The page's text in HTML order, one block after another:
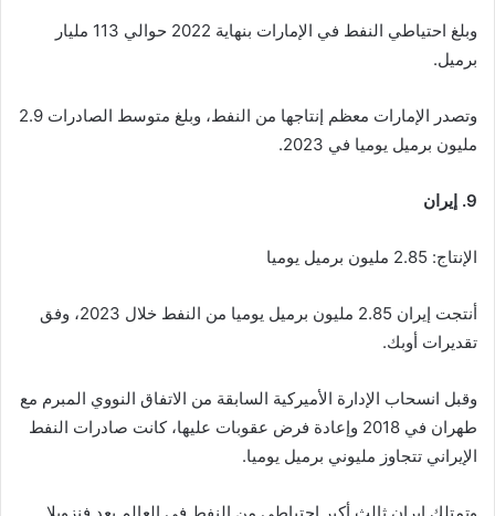
وبلغ احتياطي النفط في الإمارات بنهاية 2022 حوالي 113 مليار
برميل.
وتصدر الإمارات معظم إنتاجها من النفط، وبلغ متوسط الصادرات 2.9
مليون برميل يوميا في 2023.
9. إيران
الإنتاج: 2.85 مليون برميل يوميا
أنتجت إيران 2.85 مليون برميل يوميا من النفط خلال 2023، وفق
تقديرات أوبك.
وقبل انسحاب الإدارة الأميركية السابقة من الاتفاق النووي المبرم مع
طهران في 2018 وإعادة فرض عقوبات عليها، كانت صادرات النفط
الإيراني تتجاوز مليوني برميل يوميا.
وتمتلك إيران ثالث أكبر احتياطي من النفط في العالم بعد فنزويلا